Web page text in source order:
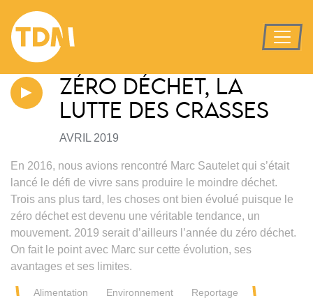
ZÉRO DÉCHET, LA
LUTTE DES CRASSES
AVRIL 2019
En 2016, nous avions rencontré Marc Sautelet qui s’était
lancé le défi de vivre sans produire le moindre déchet.
Trois ans plus tard, les choses ont bien évolué puisque le
zéro déchet est devenu une véritable tendance, un
mouvement. 2019 serait d’ailleurs l’année du zéro déchet.
On fait le point avec Marc sur cette évolution, ses
avantages et ses limites.
Alimentation Environnement Reportage